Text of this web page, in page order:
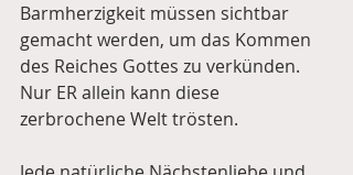
Barmherzigkeit müssen sichtbar
gemacht werden, um das Kommen
des Reiches Gottes zu verkünden.
Nur ER allein kann diese
zerbrochene Welt trösten.